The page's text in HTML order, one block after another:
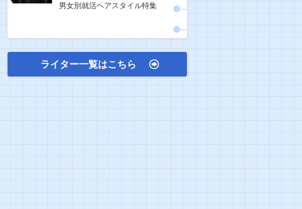
男女別就活ヘアスタイル特集
ライター一覧はこちら